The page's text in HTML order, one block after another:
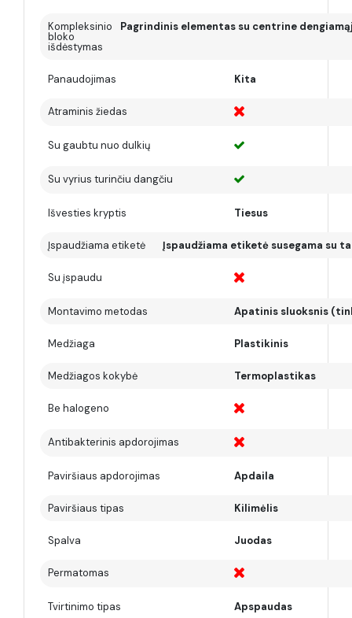
Kompleksinio
bloko
išdėstymas
Pagrindinis elementas su centrine
Panaudojimas Kita
Atraminis žiedas
Su gaubtu nuo dulkių
Su vyrius turinčiu dangčiu
Išvesties kryptis Tiesus
Įspaudžiama etiketė Įspaudžiama etiketė susegama su
Su įspaudu
Montavimo metodas Apatinis sluoksnis
Medžiaga Plastikinis
Medžiagos kokybė Termoplastikas
Be halogeno
Antibakterinis apdorojimas
Paviršiaus apdorojimas Apdaila
Paviršiaus tipas Kilimėlis
Spalva Juodas
Permatomas
Tvirtinimo tipas Apspaudas